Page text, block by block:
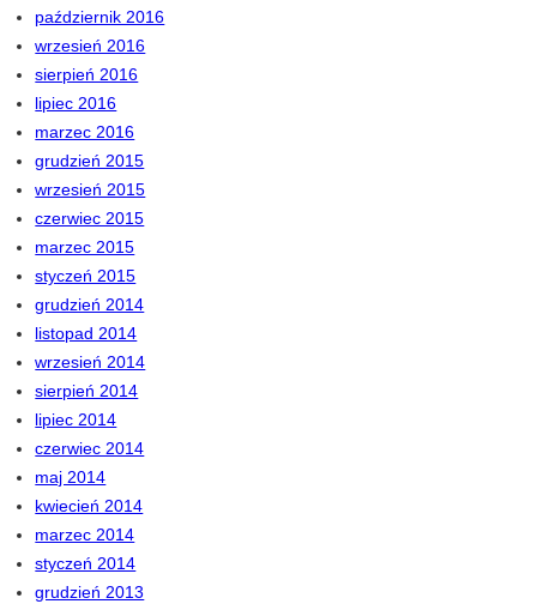
październik 2016
wrzesień 2016
sierpień 2016
lipiec 2016
marzec 2016
grudzień 2015
wrzesień 2015
czerwiec 2015
marzec 2015
styczeń 2015
grudzień 2014
listopad 2014
wrzesień 2014
sierpień 2014
lipiec 2014
czerwiec 2014
maj 2014
kwiecień 2014
marzec 2014
styczeń 2014
grudzień 2013